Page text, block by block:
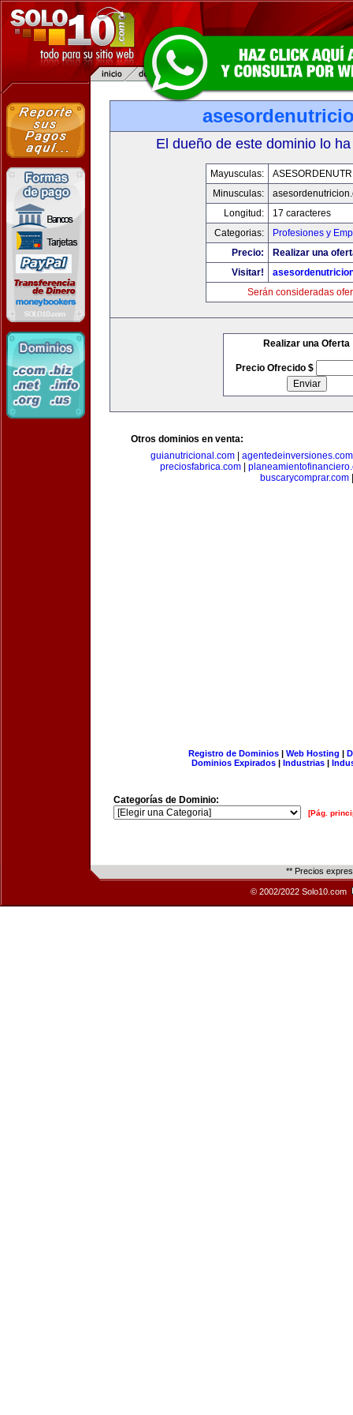
El dueño de este dominio lo
Mayusculas:
Minusculas:
Longitud:
17 caracteres
Categorias:
Profesiones y
Precio:
Realizar una
Visitar!
Serán consideradas
Realizar una Oferta
Precio Ofrecido $
Otros dominios en venta:
guianutricional.com
agentedeinversiones.com
preciosfabrica.com|
buscarycomprar.com|
Registro de Dominios| Web Hosting |
Dominios Expirados | Industrias |
Categorías de Dominio:
[Pág.
** Precios
© 2002/2022 Solo10.com